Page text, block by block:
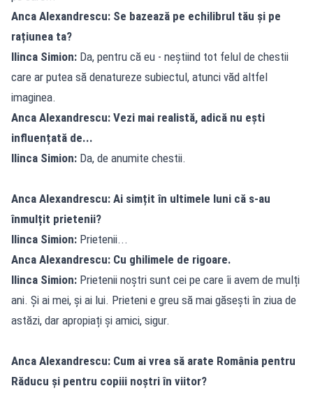
Anca Alexandrescu: Se bazează pe echilibrul tău și pe
rațiunea ta?
Ilinca Simion: Da, pentru că eu - neștiind tot felul de chestii
care ar putea să denatureze subiectul, atunci văd altfel
imaginea.
Anca Alexandrescu: Vezi mai realistă, adică nu ești
influențată de...
Ilinca Simion: Da, de anumite chestii.
Anca Alexandrescu: Ai simțit în ultimele luni că s-au
înmulțit prietenii?
Ilinca Simion: Prietenii...
Anca Alexandrescu: Cu ghilimele de rigoare.
Ilinca Simion: Prietenii noștri sunt cei pe care îi avem de mulți
ani. Și ai mei, și ai lui. Prieteni e greu să mai găsești în ziua de
astăzi, dar apropiați și amici, sigur.
Anca Alexandrescu: Cum ai vrea să arate România pentru
Răducu și pentru copiii noștri în viitor?